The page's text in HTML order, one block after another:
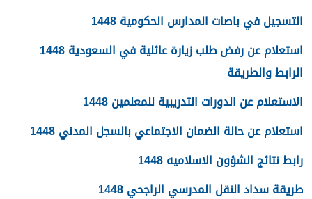
التسجيل في باصات المدارس الحكومية 1448
استعلام عن رفض طلب زيارة عائلية في السعودية 1448
الرابط والطريقة
الاستعلام عن الدورات التدريبية للمعلمين 1448
استعلام عن حالة الضمان الاجتماعي بالسجل المدني 1448
رابط نتائج الشؤون الاسلاميه 1448
طريقة سداد النقل المدرسي الراجحي 1448